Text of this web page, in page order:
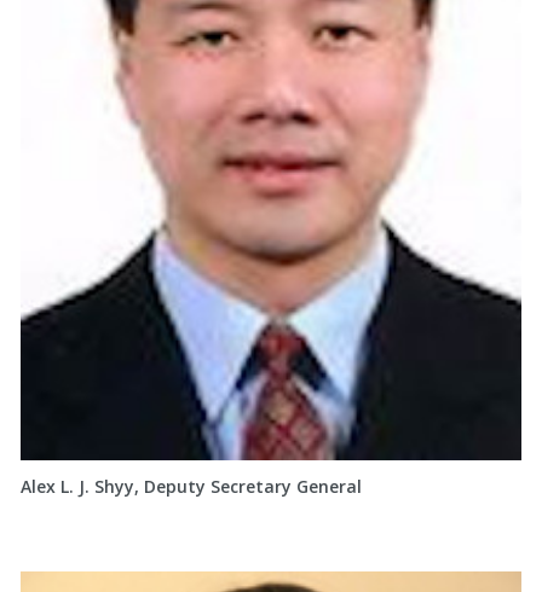
Alex L. J. Shyy, Deputy Secretary General